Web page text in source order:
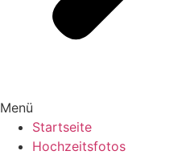
Menü
Startseite
Hochzeitsfotos